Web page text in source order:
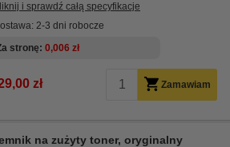
i sprawdź całą specyfikacje
2-3 dni robocze
stronę 0,006 zł
zł Zamawiam
na zużyty toner, oryginalny